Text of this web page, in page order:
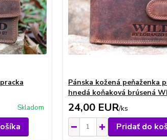
Skladom
Pánska kožená peňaženka
hnedá koňaková brúsená
24,00 EUR/ks
Pridať do